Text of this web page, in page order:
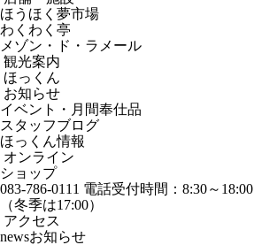
ほうほく夢市場
わくわく亭
メゾン・ド・ラメール
観光案内
ほっくん
お知らせ
イベント・月間奉仕品
スタッフブログ
ほっくん情報
オンライン
ショップ
083-786-0111 電話受付時間：8:30～18:00
（冬季は17:00）
アクセス
newsお知らせ